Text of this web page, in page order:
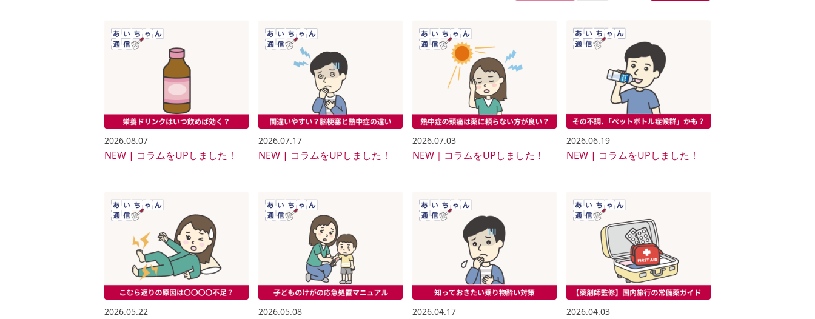
2026.08.07
NEW | コラムをUPしました！
2026.07.17
NEW | コラムをUPしました！
2026.07.03
NEW｜コラムをUPしました！
2026.06.19
NEW | コラムをUPしました！
2026.05.22 2026.05.08 2026.04.17 2026.04.03